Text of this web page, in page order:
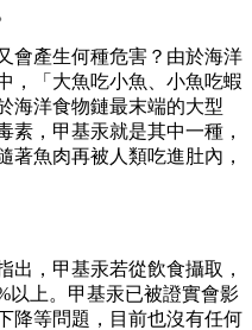
會產生何種危害？由於海洋
，「大魚吃小魚、小魚吃蝦
海洋食物鏈最末端的大型
素，甲基汞就是其中一種，
著魚肉再被人類吃進肚內，
出，甲基汞若從飲食攝取，
以上。甲基汞已被證實會影
降等問題，目前也沒有任何